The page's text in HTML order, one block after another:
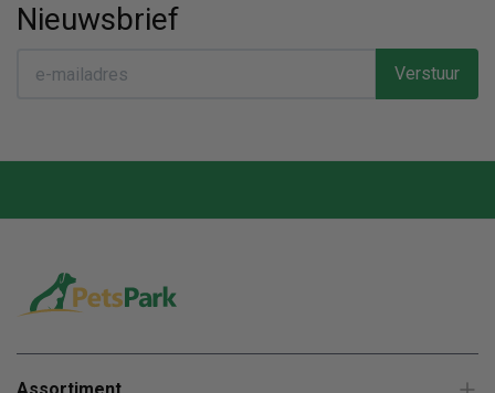
Nieuwsbrief
Verstuur